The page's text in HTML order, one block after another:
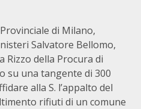
di Milano,
Salvatore Bellomo,
Rizzo della Procura di
su una tangente di 300
alla S. l’appalto del
rifiuti di un comune